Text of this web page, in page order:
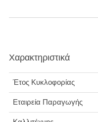
Χαρακτηριστικά
Έτος Κυκλοφορίας
Εταιρεία Παραγωγής